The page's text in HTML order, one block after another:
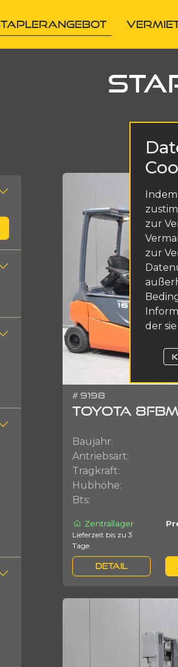
STAPLERANGEBOT
# 9198
TOYOTA
Baujahr:
Antriebsart:
Tragkraft:
Hubhöhe:
Bts:
Zentrallager
Lieferzeit bis zu 3
Tage
DETAIL
zur
zur
der